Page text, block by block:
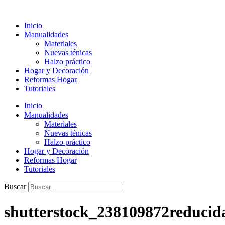
contenido
Inicio
Manualidades
Materiales
Nuevas ténicas
Halzo práctico
Hogar y Decoración
Reformas Hogar
Tutoriales
Inicio
Manualidades
Materiales
Nuevas ténicas
Halzo práctico
Hogar y Decoración
Reformas Hogar
Tutoriales
Buscar